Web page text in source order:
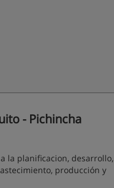
- Pichincha
la planificacion, desarrollo,
producción y